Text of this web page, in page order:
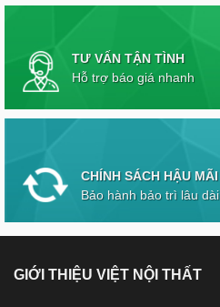
TƯ VẤN TẬN TÌNH
Hỗ trợ báo giá nhanh
CHÍNH SÁCH HẬU MÃI
Bảo hành bảo trì lâu dài
GIỚI THIỆU VIỆT NỘI THẤT